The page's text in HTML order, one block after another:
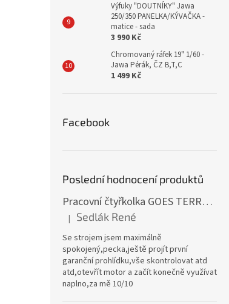
Výfuky "DOUTNÍKY" Jawa
250/350 PANELKA/KÝVAČKA -
matice - sada
3 990 Kč
Chromovaný ráfek 19" 1/60 -
Jawa Pérák, ČZ B,T,C
1 499 Kč
Facebook
Poslední hodnocení produktů
Pracovní čtyřkolka GOES TERROX 400 T3B
Hodnocení produktu je 5 z 5 hvězdiček.
| Sedlák René
Se strojem jsem maximálně
spokojený,pecka,ještě projít první
garanční prohlídku,vše skontrolovat atd
atd,otevřít motor a začít konečně využívat
naplno,za mě 10/10